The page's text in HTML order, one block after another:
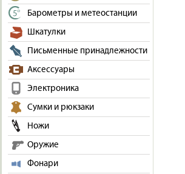
Барометры и метеостанции
Шкатулки
Письменные принадлежности
Аксессуары
Электроника
Сумки и рюкзаки
Ножи
Оружие
Фонари